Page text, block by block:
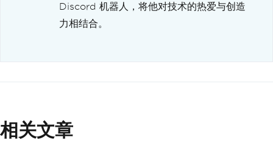
Discord 机器人，将他对技术的热爱与创造
力相结合。
相关文章